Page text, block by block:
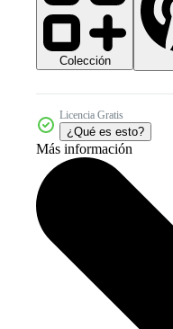
Colección
Licencia Gratis
¿Qué es esto?
Más información